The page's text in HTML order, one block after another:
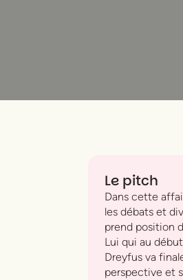
Le pitch
Dans cette
les débats et
prend position
Lui qui au
Dreyfus va
perspective et